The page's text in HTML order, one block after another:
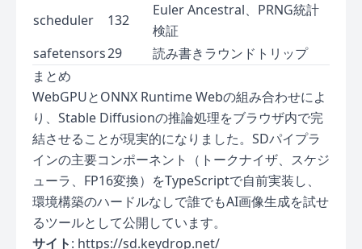
scheduler
132
Euler Ancestral、PRNG統計
検証
safetensors29
読み書きラウンドトリップ
まとめ
WebGPUとONNX Runtime Webの組み合わせによ
り、Stable Diffusionの推論処理をブラウザ内で完
結させることが現実的になりました。SDパイプラ
インの主要コンポーネント（トークナイザ、スケジ
ューラ、FP16変換）をTypeScriptで自前実装し、
環境構築のハードルなしで誰でもAI画像生成を試せ
るツールとして公開しています。
サイト: https://sd.keydrop.net/